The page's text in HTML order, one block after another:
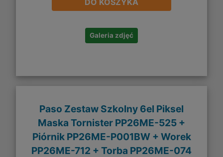
DO KOSZYKA
Galeria zdjęć
Paso Zestaw Szkolny 6el Piksel
Maska Tornister PP26ME-525 +
Piórnik PP26ME-P001BW + Worek
PP26ME-712 + Torba PP26ME-074